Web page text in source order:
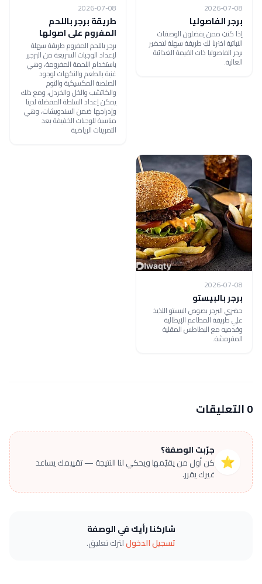
2026-07-08
برجر الفاصوليا
إذا كنتِ ممن يفضلون الوصفات
النباتية اخترنا لكِ طريقة سهلة لتحضير
برجر الفاصوليا ذات القيمة الغذائية
العالية.
2026-07-08
طريقة برجر باللحم
المفروم على اصولها
برجر باللحم المفروم طريقة سهلة
لإعداد الوجبات السريعة من البرجرر
باستخدام اللحمة المفرومة، وهي
غنية بالطعم والنكهات لوجود
الصلصة المكسيكية والثوم
والكاتشب والخل والخردل، ومع ذلك
يمكن إعداد السلطة المفضلة لدينا
وإدراجها ضمن السندويشات، وهي
مناسبة للوجبات الخفيفة بعد
التمرينات الرياضية
2026-07-08
برجر بالبيستو
حضري البرجر بصوص البيستو اللذيذ
علي طريقة المطاعم الإيطالية
وقدميه مع البطاطس المقلية
المقرمشة.
0 التعليقات
⭐
جرّبت الوصفة؟
كن أول من يقيّمها ويحكي لنا النتيجة — تقييمك يساعد
غيرك يقرر.
شاركنا رأيك في الوصفة
تسجيل الدخوللترك تعليق.